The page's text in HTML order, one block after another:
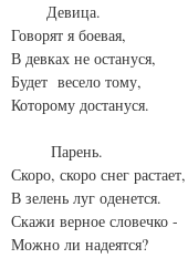
Девица.
Говорят я боевая,
В девках не остануся,
Будет весело тому,
Которому достануся.
Парень.
Скоро, скоро снег растает,
В зелень луг оденется.
Скажи верное словечко -
Можно ли надеятся?